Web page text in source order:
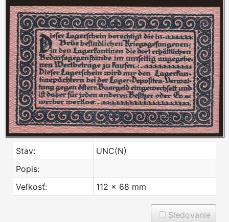
Stav:
UNC(N)
Popis:
Veľkosť:
112 x 68 mm
Sledovanie